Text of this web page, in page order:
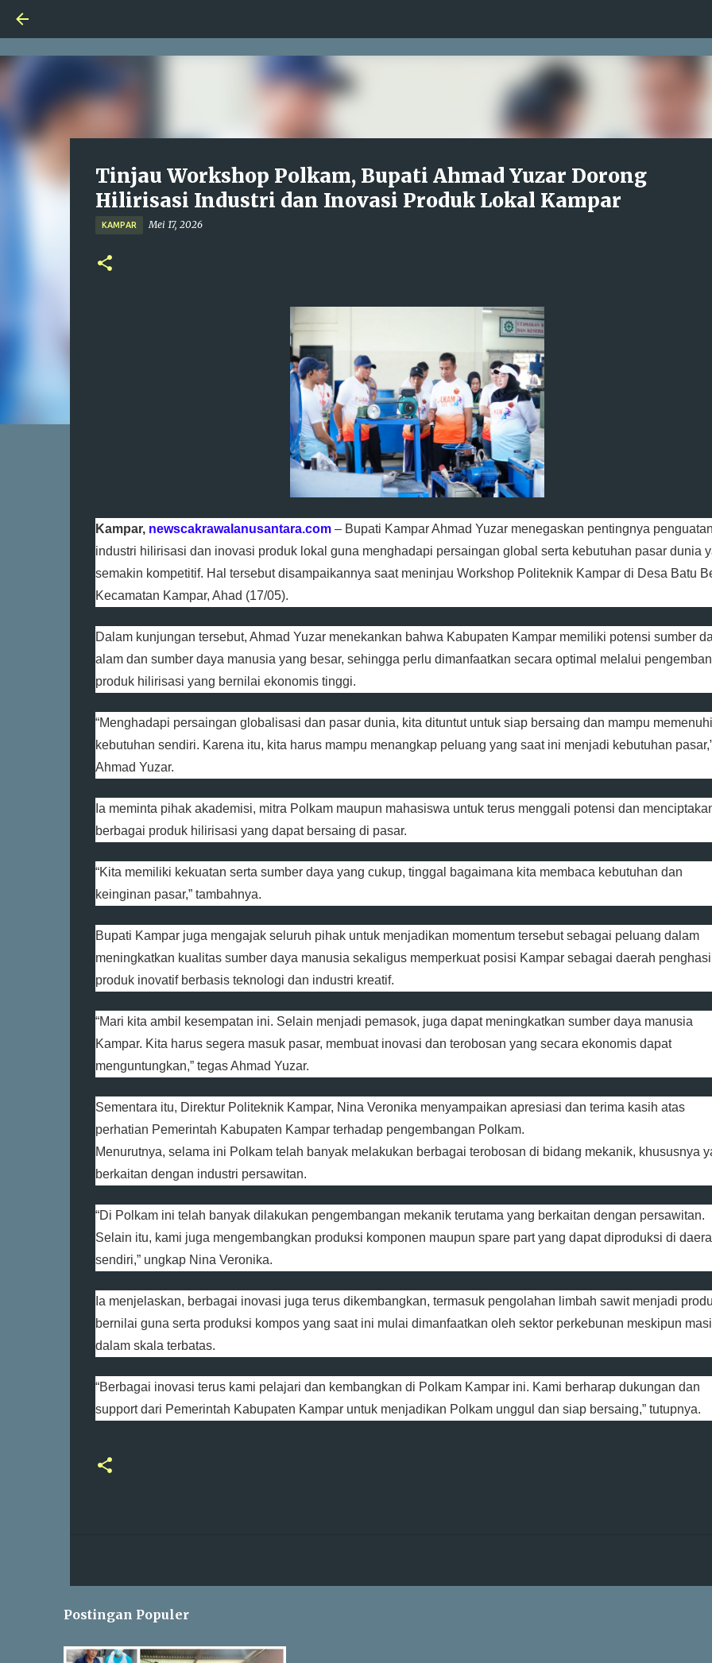
Tinjau Workshop Polkam, Bupati Ahmad Yuzar Dorong
Hilirisasi Industri dan Inovasi Produk Lokal Kampar
KAMPAR Mei 17, 2026
Kampar, newscakrawalanusantara.com– Bupati Kampar Ahmad Yuzar menegaskan pentingnya penguatan
industri hilirisasi dan inovasi produk lokal guna menghadapi persaingan global serta kebutuhan pasar dunia
semakin kompetitif. Hal tersebut disampaikannya saat meninjau Workshop Politeknik Kampar di Desa Batu
Kecamatan Kampar, Ahad (17/05).
Dalam kunjungan tersebut, Ahmad Yuzar menekankan bahwa Kabupaten Kampar memiliki potensi sumber
alam dan sumber daya manusia yang besar, sehingga perlu dimanfaatkan secara optimal melalui
produk hilirisasi yang bernilai ekonomis tinggi.
“Menghadapi persaingan globalisasi dan pasar dunia, kita dituntut untuk siap bersaing dan mampu memenuhi
kebutuhan sendiri. Karena itu, kita harus mampu menangkap peluang yang saat ini menjadi kebutuhan
Ahmad Yuzar.
Ia meminta pihak akademisi, mitra Polkam maupun mahasiswa untuk terus menggali potensi dan
berbagai produk hilirisasi yang dapat bersaing di pasar.
“Kita memiliki kekuatan serta sumber daya yang cukup, tinggal bagaimana kita membaca kebutuhan dan
keinginan pasar,” tambahnya.
Bupati Kampar juga mengajak seluruh pihak untuk menjadikan momentum tersebut sebagai peluang dalam
meningkatkan kualitas sumber daya manusia sekaligus memperkuat posisi Kampar sebagai daerah penghasil
produk inovatif berbasis teknologi dan industri kreatif.
“Mari kita ambil kesempatan ini. Selain menjadi pemasok, juga dapat meningkatkan sumber daya manusia
Kampar. Kita harus segera masuk pasar, membuat inovasi dan terobosan yang secara ekonomis dapat
menguntungkan,” tegas Ahmad Yuzar.
Sementara itu, Direktur Politeknik Kampar, Nina Veronika menyampaikan apresiasi dan terima kasih atas
perhatian Pemerintah Kabupaten Kampar terhadap pengembangan Polkam.
Menurutnya, selama ini Polkam telah banyak melakukan berbagai terobosan di bidang mekanik, khususnya
berkaitan dengan industri persawitan.
“Di Polkam ini telah banyak dilakukan pengembangan mekanik terutama yang berkaitan dengan persawitan.
Selain itu, kami juga mengembangkan produksi komponen maupun spare part yang dapat diproduksi di
sendiri,” ungkap Nina Veronika.
Ia menjelaskan, berbagai inovasi juga terus dikembangkan, termasuk pengolahan limbah sawit menjadi
bernilai guna serta produksi kompos yang saat ini mulai dimanfaatkan oleh sektor perkebunan meskipun
dalam skala terbatas.
“Berbagai inovasi terus kami pelajari dan kembangkan di Polkam Kampar ini. Kami berharap dukungan dan
support dari Pemerintah Kabupaten Kampar untuk menjadikan Polkam unggul dan siap bersaing,” tutupnya.
Postingan Populer